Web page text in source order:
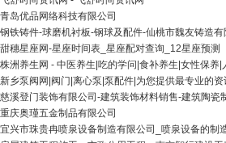
青岛优品网络科技有限公司
钢铁铸件-球磨机衬板-钢球及配件-仙桃市魏友铸造有
甜穗星座网-星座时间表_星座配对查询_12星座预测
株洲养生网 - 中医养生|吃的学问|食补养生|女性保养|
新乡泵阀网|阀门|离心泵|泵配件|为您提供最专业的资
慈溪登门装饰有限公司-建筑装饰材料销售-建筑陶瓷
重庆奥瑾五金制品有限公司
宜兴市珠贵冉喷泉设备制造有限公司_喷泉设备的制